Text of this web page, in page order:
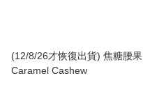
(12/8/26才恢復出貨) 焦糖腰果
Caramel Cashew